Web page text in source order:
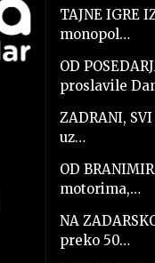
TAJNE IGRE
monopol…
OD
proslavile
ZADRANI,
uz…
OD
motorima,…
NA
preko 50…